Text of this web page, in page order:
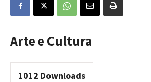
Arte e Cultura
1012 Downloads